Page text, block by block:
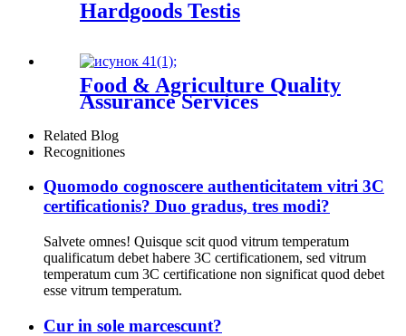
Hardgoods Testis
Food & Agriculture Quality
Assurance Services
Related Blog
Recognitiones
Quomodo cognoscere authenticitatem vitri 3C
certificationis? Duo gradus, tres modi?
Salvete omnes! Quisque scit quod vitrum temperatum
qualificatum debet habere 3C certificationem, sed vitrum
temperatum cum 3C certificatione non significat quod debet
esse vitrum temperatum.
Cur in sole marcescunt?